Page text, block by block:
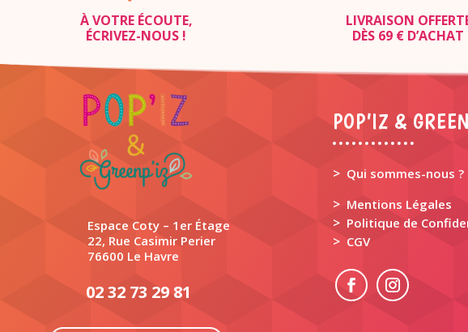
À VOTRE ÉCOUTE,
ÉCRIVEZ-NOUS !
LIVRAISON
DÈS 69 € D’ACHAT
Espace Coty – 1er Étage
22, Rue Casimir Perier
76600 Le Havre
02 32 73 29 81
POP’IZ &
> Qui sommes-nous ?
> Mentions Légales
> Politique de
> CGV